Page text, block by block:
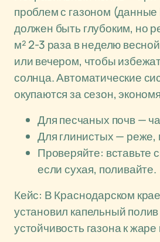
проблем с газоном
должен быть глубоким, но
м² 2-3 раза в неделю
или вечером, чтобы
солнца. Автоматические
окупаются за сезон,
Для песчаных почв —
Для глинистых — реже,
Проверяйте: вставьте
если сухая, поливайте.
Кейс: В Краснодарском
установил капельный
устойчивость газона к